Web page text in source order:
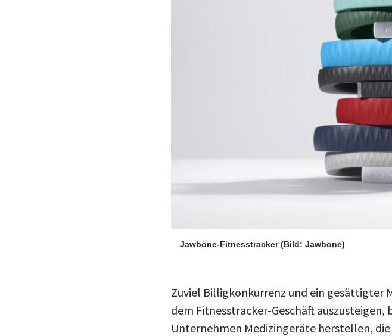
Jawbone-Fitnesstracker(Bild: Jawbone)
Zuviel Billigkonkurrenz und ein gesättigter
dem Fitnesstracker-Geschäft auszusteigen,
Unternehmen Medizingeräte herstellen,